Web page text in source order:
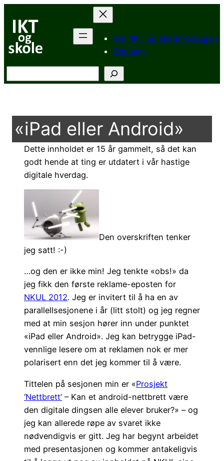
innhold
Om “IKT og skole”-bloggen
Om meg
«iPad eller Android»
Dette innholdet er 15 år gammelt, så det kan
godt hende at ting er utdatert i vår hastige
digitale hverdag.
Den overskriften tenker
jeg satt! :-)
…og den er ikke min! Jeg tenkte «obs!» da
jeg fikk den første reklame-eposten for
NKUL 2012. Jeg er invitert til å ha en av
parallellsesjonene i år (litt stolt) og jeg regner
med at min sesjon hører inn under punktet
«iPad eller Android». Jeg kan betrygge iPad-
vennlige lesere om at reklamen nok er mer
polarisert enn det jeg kommer til å være.
Tittelen på sesjonen min er «Prosjekt
‘Nettbrett’ – Kan et android-nettbrett være
den digitale dingsen alle elever bruker?» – og
jeg kan allerede røpe av svaret ikke
nødvendigvis er gitt. Jeg har begynt arbeidet
med presentasjonen og kommer antakeligvis